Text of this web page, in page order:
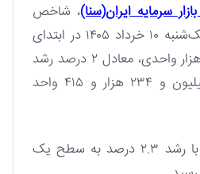
سرمایه ایران(سنا)، شاخص
کل بورس تهران امروز یک‌شنبه ۱۰ خرداد ۱۴۰۵ در ابتدای
معاملات، با افزایش ۸۱ هزار واحدی، معادل ۲ درصد رشد
کرد و به محدوده ۴ میلیون و ۲۳۴ هزار و ۴۱۵ واحد
شاخص کل هم‌وزن نیز با رشد ۲.۳ درصد به سطح یک‌